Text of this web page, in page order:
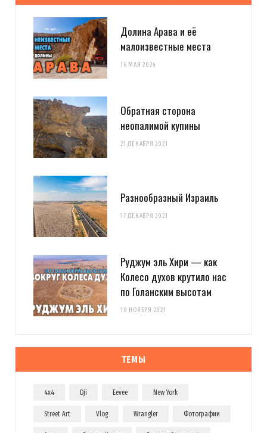
Долина Арава и её
малоизвестные места
16 МАЯ 2024
Обратная сторона
неопалимой купины
21 ДЕКАБРЯ 2021
Разнообразный Израиль
17 ДЕКАБРЯ 2021
Руджум эль Хири — как
Колесо духов крутило нас
по Голанским высотам
10 НОЯБРЯ 2021
ТЕМЫ
4x4 Dji Eevee New York
Street Art Vlog Wrangler Фотографии